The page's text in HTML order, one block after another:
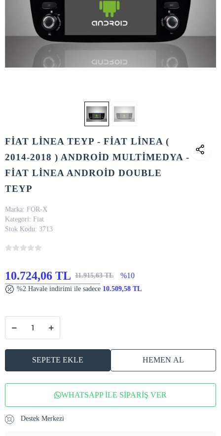
FİAT LİNEA TEYP - FİAT LİNEA (
2014-2018 ) ANDROİD MULTİMEDYA -
FİAT LİNEA ANDROİD DOUBLE
TEYP
Marka: FOR-X
Kategori: Fiat
Stok Kodu: 3713
10.724,06 TL 11.915,63 TL %10
%2 Havale indirimi ile sadece 10.509,58 TL
SEPETE EKLE HEMEN AL
WHATSAPP İLE SİPARİŞ VER
Destek Merkezi